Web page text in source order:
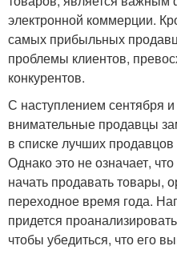
электронной коммерции.
самых прибыльных
проблемы клиентов,
конкурентов.
С наступлением сентября и
внимательные продавцы
в списке лучших
Однако это не означает,
начать продавать товары,
переходное время года.
придется
чтобы убедиться, что его